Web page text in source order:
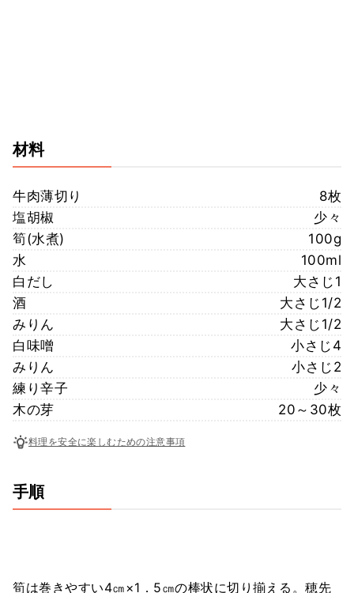
材料
牛肉薄切り
8枚
塩胡椒
少々
筍(水煮)
100g
水
100ml
白だし
大さじ1
酒
大さじ1/2
みりん
大さじ1/2
白味噌
小さじ4
みりん
小さじ2
練り辛子
少々
木の芽
20～30枚
料理を安全に楽しむための注意事項
手順
筍は巻きやすい4㎝×1．5㎝の棒状に切り揃える。穂先